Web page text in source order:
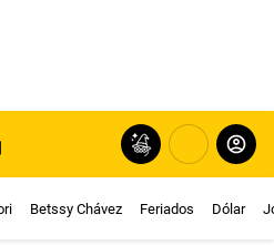
Betssy Chávez Feriados Dólar